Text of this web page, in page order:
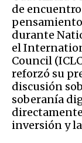
de
durante
el
Council
reforzó su
discusión
soberanía
inversión y